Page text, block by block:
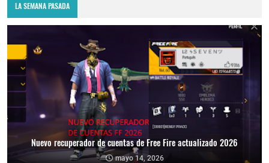
LA SEMANA PASADA
Nuevo recuperador de cuentas de Free Fire actualizado 2026
mayo 14, 2026